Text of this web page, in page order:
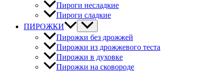
Пироги несладкие
Пироги сладкие
ПИРОЖКИ
Пирожки без дрожжей
Пирожки из дрожжевого теста
Пирожки в духовке
Пирожки на сковороде